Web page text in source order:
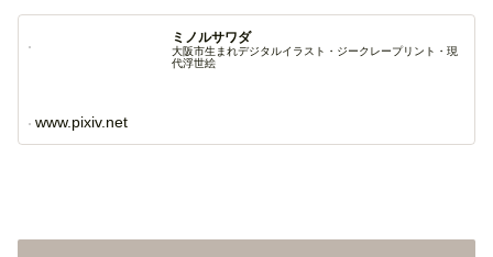
ミノルサワダ
大阪市生まれデジタルイラスト・ジークレープリント・現
代浮世絵
www.pixiv.net